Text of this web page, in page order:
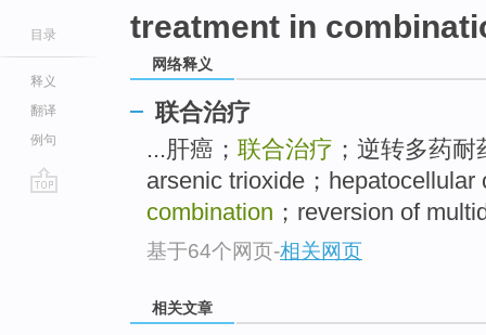
目录
释义
翻译
例句
treatment in
网络释义
联合治疗
...肝癌； 联合治疗 ；逆转多药
arsenic trioxide；hepatocellular
combination ；reversion of
基于64个网页-相关网页
相关文章